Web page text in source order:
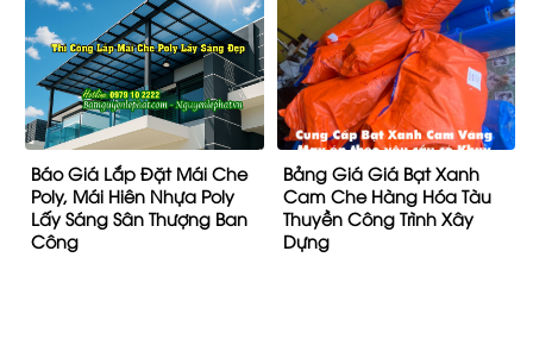
Báo Giá Lắp Đặt Mái Che
Poly, Mái Hiên Nhựa Poly
Lấy Sáng Sân Thượng Ban
Công
Bảng Giá Giá Bạt Xanh
Cam Che Hàng Hóa Tàu
Thuyền Công Trình Xây
Dựng